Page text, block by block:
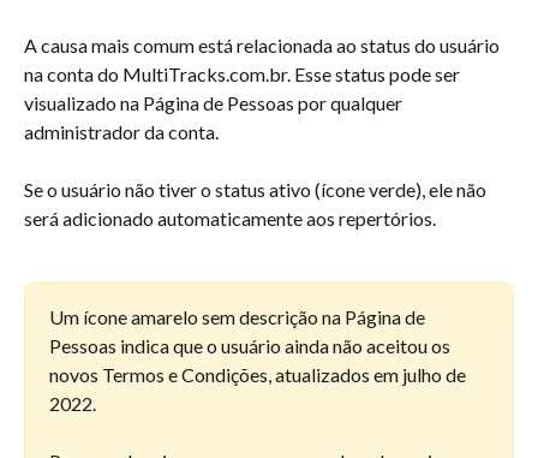
A causa mais comum está relacionada ao status do usuário
na conta do MultiTracks.com.br. Esse status pode ser
visualizado na Página de Pessoas por qualquer
administrador da conta.
Se o usuário não tiver o status ativo (ícone verde), ele não
será adicionado automaticamente aos repertórios.
Um ícone amarelo sem descrição na Página de
Pessoas indica que o usuário ainda não aceitou os
novos Termos e Condições, atualizados em julho de
2022.